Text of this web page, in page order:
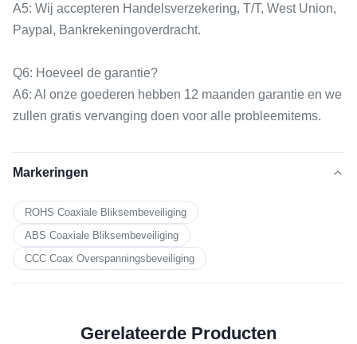
A5: Wij accepteren Handelsverzekering, T/T, West Union,
Paypal, Bankrekeningoverdracht.
Q6: Hoeveel de garantie?
A6: Al onze goederen hebben 12 maanden garantie en we
zullen gratis vervanging doen voor alle probleemitems.
Markeringen
ROHS Coaxiale Bliksembeveiliging
ABS Coaxiale Bliksembeveiliging
CCC Coax Overspanningsbeveiliging
Gerelateerde Producten